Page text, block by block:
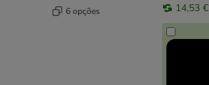
6 opções 14,53 €